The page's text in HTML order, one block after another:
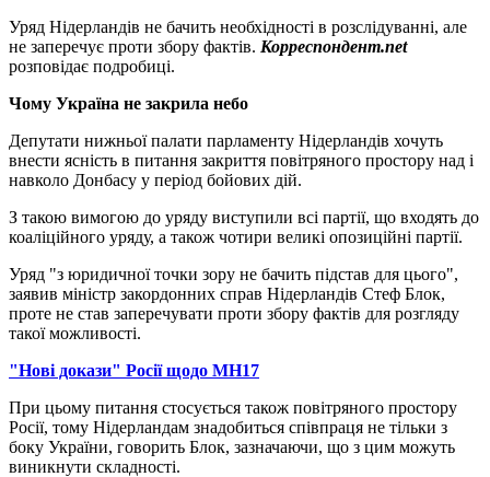
Уряд Нідерландів не бачить необхідності в розслідуванні, але
не заперечує проти збору фактів. Корреспондент.net
розповідає подробиці.
Чому Україна не закрила небо
Депутати нижньої палати парламенту Нідерландів хочуть
внести ясність в питання закриття повітряного простору над і
навколо Донбасу у період бойових дій.
З такою вимогою до уряду виступили всі партії, що входять до
коаліційного уряду, а також чотири великі опозиційні партії.
Уряд "з юридичної точки зору не бачить підстав для цього",
заявив міністр закордонних справ Нідерландів Стеф Блок,
проте не став заперечувати проти збору фактів для розгляду
такої можливості.
"Нові докази" Росії щодо MH17
При цьому питання стосується також повітряного простору
Росії, тому Нідерландам знадобиться співпраця не тільки з
боку України, говорить Блок, зазначаючи, що з цим можуть
виникнути складності.